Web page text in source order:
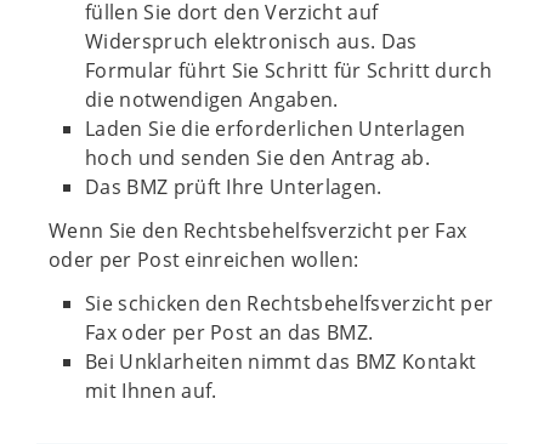
füllen Sie dort den Verzicht auf
Widerspruch elektronisch aus. Das
Formular führt Sie Schritt für Schritt durch
die notwendigen Angaben.
Laden Sie die erforderlichen Unterlagen
hoch und senden Sie den Antrag ab.
Das BMZ prüft Ihre Unterlagen.
Wenn Sie den Rechtsbehelfsverzicht per Fax
oder per Post einreichen wollen:
Sie schicken den Rechtsbehelfsverzicht per
Fax oder per Post an das BMZ.
Bei Unklarheiten nimmt das BMZ Kontakt
mit Ihnen auf.